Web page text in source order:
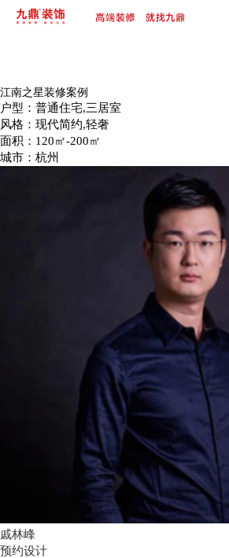
江南之星装修案例
户型：普通住宅,三居室
风格：现代简约,轻奢
面积：120㎡-200㎡
城市：杭州
戚林峰
预约设计